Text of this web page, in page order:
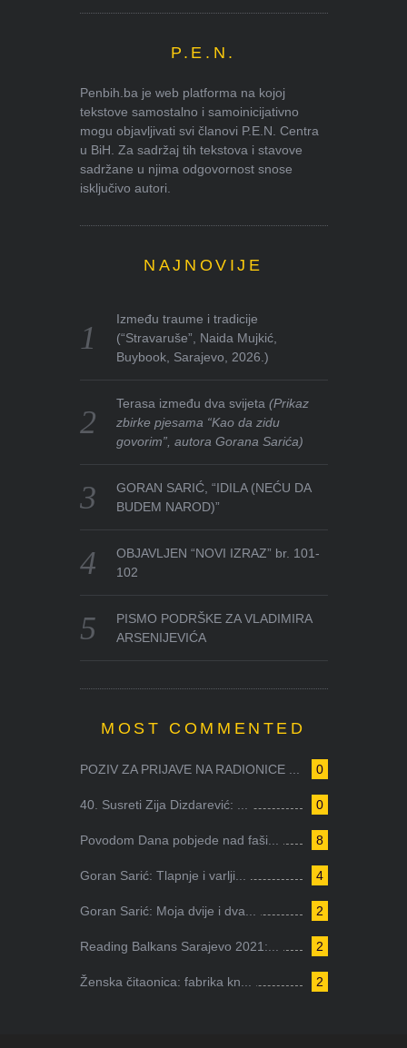
P.E.N.
Penbih.ba je web platforma na kojoj
tekstove samostalno i samoinicijativno
mogu objavljivati svi članovi P.E.N. Centra
u BiH. Za sadržaj tih tekstova i stavove
sadržane u njima odgovornost snose
isključivo autori.
NAJNOVIJE
Između traume i tradicije
(“Stravaruše”, Naida Mujkić,
Buybook, Sarajevo, 2026.)
Terasa između dva svijeta(Prikaz
zbirke pjesama “Kao da zidu
govorim”, autora Gorana Sarića)
GORAN SARIĆ, “IDILA (NEĆU DA
BUDEM NAROD)”
OBJAVLJEN “NOVI IZRAZ” br. 101-
102
PISMO PODRŠKE ZA VLADIMIRA
ARSENIJEVIĆA
MOST COMMENTED
0
POZIV ZA PRIJAVE NA RADIONICE ...
0
40. Susreti Zija Dizdarević: ...
8
Povodom Dana pobjede nad faši...
4
Goran Sarić: Tlapnje i varlji...
2
Goran Sarić: Moja dvije i dva...
2
Reading Balkans Sarajevo 2021:...
2
Ženska čitaonica: fabrika kn...